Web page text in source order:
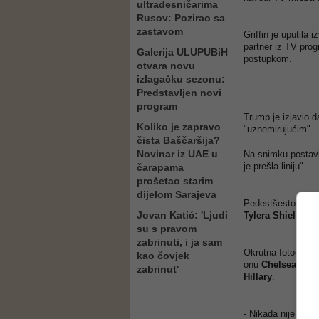
ultradesničarima
Rusov: Pozirao sa
zastavom
Galerija ULUPUBiH
otvara novu
izlagačku sezonu:
Predstavljen novi
program
Koliko je zapravo
čista Baščaršija?
Novinar iz UAE u
čarapama
prošetao starim
dijelom Sarajeva
Jovan Katić: 'Ljudi
su s pravom
zabrinuti, i ja sam
kao čovjek
zabrinut'
Griffin je uputila
partner iz TV
postupkom.
Trump je izjavio
"uznemirujućim".
Na snimku
je prešla liniju".
Tylera Shieldsa
Okrutna
onu Chelsea
Hillary.
- Nikada nije